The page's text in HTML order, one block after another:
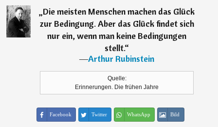
„Die meisten Menschen machen das Glück
zur Bedingung. Aber das Glück findet sich
nur ein, wenn man keine Bedingungen
stellt.“
―Arthur Rubinstein
Quelle:
Erinnerungen. Die frühen Jahre
Facebook Twitter WhatsApp Bild